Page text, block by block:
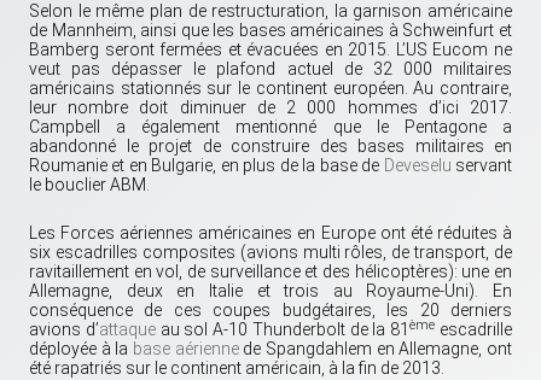
Selon le même plan de restructuration, la garnison américaine
de Mannheim, ainsi que les bases américaines à Schweinfurt et
Bamberg seront fermées et évacuées en 2015. L’US Eucom ne
veut pas dépasser le plafond actuel de 32 000 militaires
américains stationnés sur le continent européen. Au contraire,
leur nombre doit diminuer de 2 000 hommes d’ici 2017.
Campbell a également mentionné que le Pentagone a
abandonné le projet de construire des bases militaires en
Roumanie et en Bulgarie, en plus de la base de Deveselu servant
le bouclier ABM.
Les Forces aériennes américaines en Europe ont été réduites à
six escadrilles composites (avions multi rôles, de transport, de
ravitaillement en vol, de surveillance et des hélicoptères): une en
Allemagne, deux en Italie et trois au Royaume-Uni). En
conséquence de ces coupes budgétaires, les 20 derniers
avions d’attaqueau sol A-10 Thunderbolt de la 81ème escadrille
déployée à la base aériennede Spangdahlem en Allemagne, ont
été rapatriés sur le continent américain, à la fin de 2013.